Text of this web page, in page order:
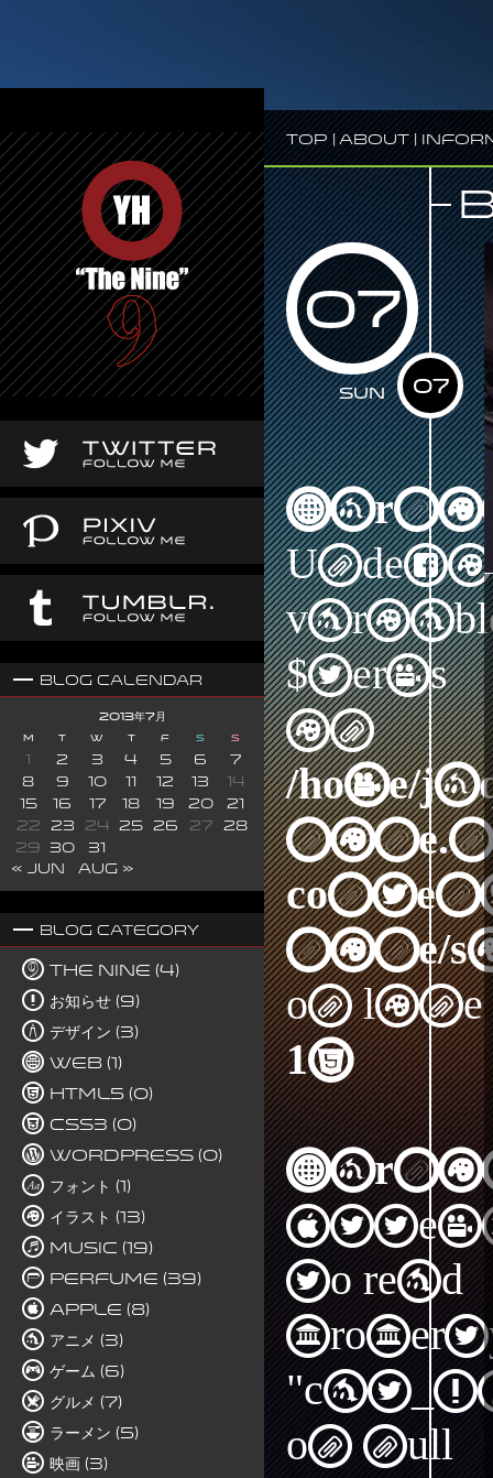
Top|About|
Blog Calendar
2013年7月
M W F S S
2 3 4 5 6
7
8
9 10 12 13
14
15
16 17 18 19 20
21
22
23 24 25 26 27
28
29
30
31
« Jun
Aug »
Blog Category
The Nine (4)
お知らせ (9)
デザイン (3)
Web (1)
HTML5 (0)
CSS3 (0)
WordPress (0)
フォント (1)
イラスト (13)
Music (19)
Perfume (39)
Apple (8)
アニメ (3)
ゲーム (6)
グルメ (7)
ラーメン (5)
映画 (3)
07
07
Sun
$terms
in
/home/
nine/
on line
15
to read
on null